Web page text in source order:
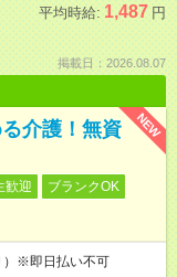
平均時給: 1,487 円
掲載日：2026.08.07
NEW
介護！無資
歓迎
ブランクOK
※即日払い不可